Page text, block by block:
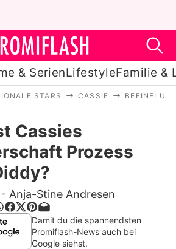
& SerienLifestyleFamilie &
Stars
Filme & Serien
Lifestyle
Familie & Liebe
Exklusiv
STARS CASSIE
Cassies
Prozess
- Anja-Stine Andresen
Damit du die spannendsten
Promiflash-News auch bei
Google siehst.